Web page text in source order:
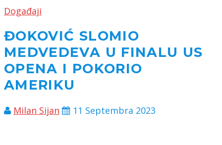
Događaji
ĐOKOVIĆ SLOMIO
MEDVEDEVA U FINALU US
OPENA I POKORIO
AMERIKU
Milan Sijan 11 Septembra 2023